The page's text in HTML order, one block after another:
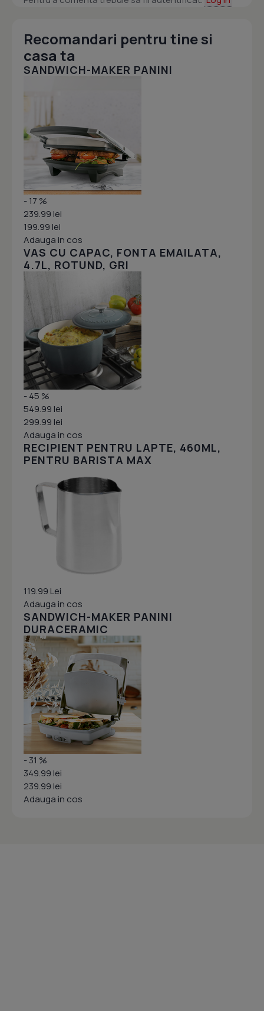
Recomandari pentru tine si
casa ta
SANDWICH-MAKER PANINI
- 17 %
239.99 lei
199.99 lei
Adauga in cos
VAS CU CAPAC, FONTA EMAILATA,
4.7L, ROTUND, GRI
- 45 %
549.99 lei
299.99 lei
Adauga in cos
RECIPIENT PENTRU LAPTE, 460ML,
PENTRU BARISTA MAX
119.99 Lei
Adauga in cos
SANDWICH-MAKER PANINI
DURACERAMIC
- 31 %
349.99 lei
239.99 lei
Adauga in cos